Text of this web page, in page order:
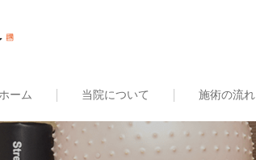
ーム 当院について 施術の流れ